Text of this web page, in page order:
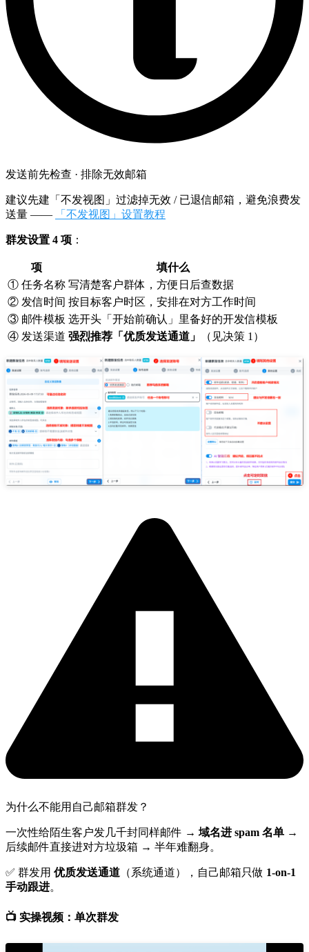
发送前先检查 · 排除无效邮箱
建议先建「不发视图」过滤掉无效 / 已退信邮箱，避免浪费发
送量 ——
「不发视图」设置教程
群发设置 4 项 ：
项
填什么
① 任务名称 写清楚客户群体，方便日后查数据
② 发信时间 按目标客户时区，安排在对方工作时间
③ 邮件模板 选开头「开始前确认」里备好的开发信模板
④ 发送渠道 强烈推荐「优质发送通道」 （见决策 1）
为什么不能用自己邮箱群发？
一次性给陌生客户发几千封同样邮件 → 域名进 spam 名单 →
后续邮件直接进对方垃圾箱 → 半年难翻身。
✅ 群发用 优质发送通道 （系统通道），自己邮箱只做 1-on-1
手动跟进。
📺 实操视频：单次群发